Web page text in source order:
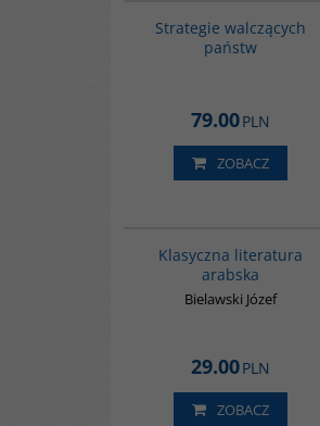
Strategie walczących
państw
79.00PLN
ZOBACZ
Klasyczna literatura
arabska
Bielawski Józef
29.00PLN
ZOBACZ